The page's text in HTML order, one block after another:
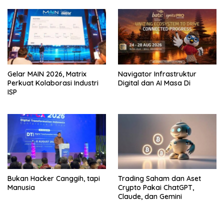
Gelar MAIN 2026, Matrix
Perkuat Kolaborasi Industri
ISP
Navigator Infrastruktur
Digital dan AI Masa Di
Bukan Hacker Canggih, tapi
Manusia
Trading Saham dan Aset
Crypto Pakai ChatGPT,
Claude, dan Gemini